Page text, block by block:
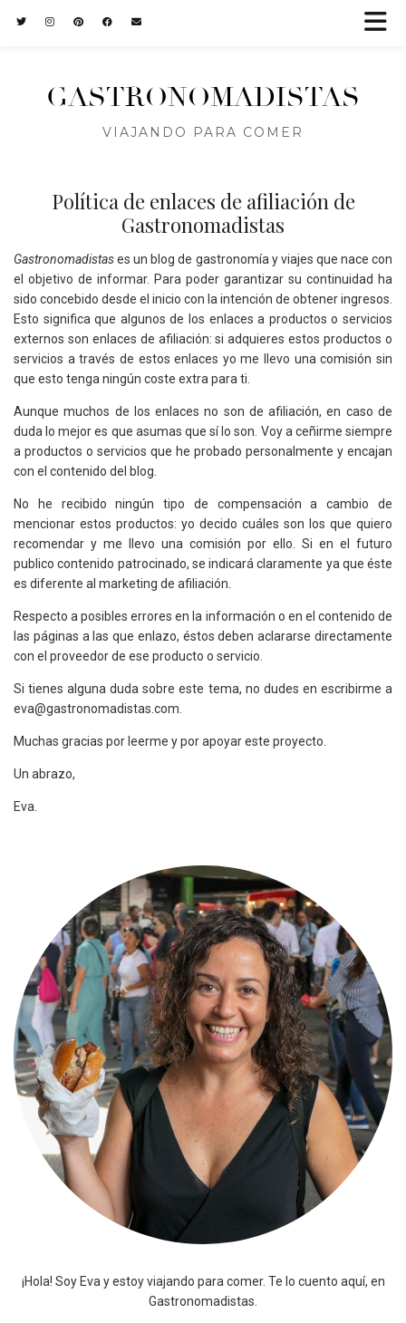
GASTRONOMADISTAS
VIAJANDO PARA COMER
Política de enlaces de afiliación de
Gastronomadistas
Gastronomadistases un blog de gastronomía y viajes que nace con
el objetivo de informar. Para poder garantizar su continuidad ha
sido concebido desde el inicio con la intención de obtener ingresos.
Esto significa que algunos de los enlaces a productos o servicios
externos son enlaces de afiliación: si adquieres estos productos o
servicios a través de estos enlaces yo me llevo una comisión sin
que esto tenga ningún coste extra para ti.
Aunque muchos de los enlaces no son de afiliación, en caso de
duda lo mejor es que asumas que sí lo son. Voy a ceñirme siempre
a productos o servicios que he probado personalmente y encajan
con el contenido del blog.
No he recibido ningún tipo de compensación a cambio de
mencionar estos productos: yo decido cuáles son los que quiero
recomendar y me llevo una comisión por ello. Si en el futuro
publico contenido patrocinado, se indicará claramente ya que éste
es diferente al marketing de afiliación.
Respecto a posibles errores en la información o en el contenido de
las páginas a las que enlazo, éstos deben aclararse directamente
con el proveedor de ese producto o servicio.
Si tienes alguna duda sobre este tema, no dudes en escribirme a
eva@gastronomadistas.com.
Muchas gracias por leerme y por apoyar este proyecto.
Un abrazo,
Eva.
¡Hola! Soy Eva y estoy viajando para comer. Te lo cuento aquí, en
Gastronomadistas.